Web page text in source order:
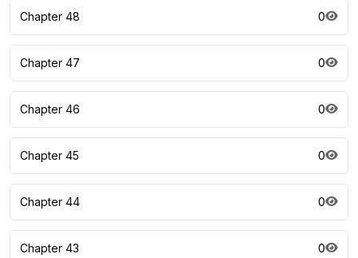
Chapter 48 0
Chapter 47 0
Chapter 46 0
Chapter 45 0
Chapter 44 0
Chapter 43 0